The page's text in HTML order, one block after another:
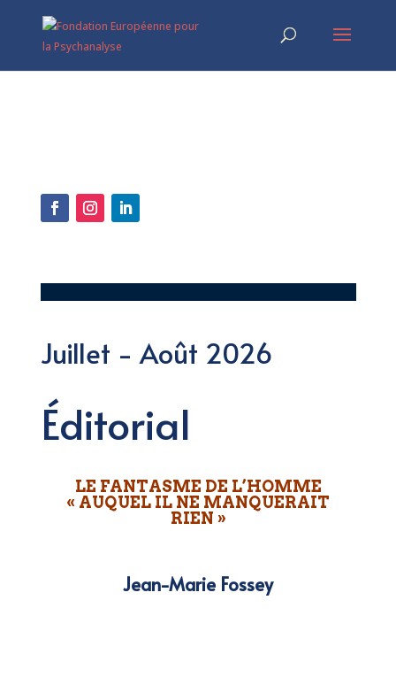
Juillet - Août 2026
Éditorial
LE FANTASME DE L’HOMME
« AUQUEL IL NE MANQUERAIT
RIEN »
Jean-Marie Fossey